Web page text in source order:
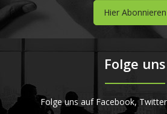
Hier Abonnieren
Folge uns
Folge uns auf Facebook,